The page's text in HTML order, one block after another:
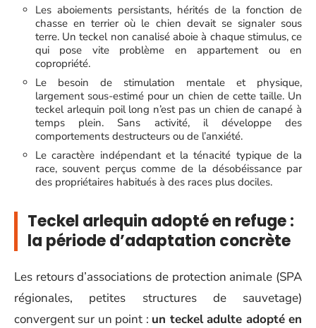
Les aboiements persistants, hérités de la fonction de
chasse en terrier où le chien devait se signaler sous
terre. Un teckel non canalisé aboie à chaque stimulus, ce
qui pose vite problème en appartement ou en
copropriété.
Le besoin de stimulation mentale et physique,
largement sous-estimé pour un chien de cette taille. Un
teckel arlequin poil long n’est pas un chien de canapé à
temps plein. Sans activité, il développe des
comportements destructeurs ou de l’anxiété.
Le caractère indépendant et la ténacité typique de la
race, souvent perçus comme de la désobéissance par
des propriétaires habitués à des races plus dociles.
Teckel arlequin adopté en refuge :
la période d’adaptation concrète
Les retours d’associations de protection animale (SPA
régionales, petites structures de sauvetage)
convergent sur un point : un teckel adulte adopté en